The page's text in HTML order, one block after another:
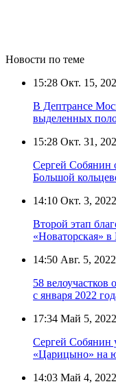
Новости по теме
15:28 Окт. 15,
В Дептрансе
выделенных
15:28 Окт. 31,
Сергей Собянин
Большой
14:10 Окт. 3, 2022
Второй этап
«Новаторская»
14:50 Авг. 5, 2022
58
с января 2022
17:34 Май 5, 2022
Сергей Собянин
«Царицыно» на
14:03 Май 4, 2022